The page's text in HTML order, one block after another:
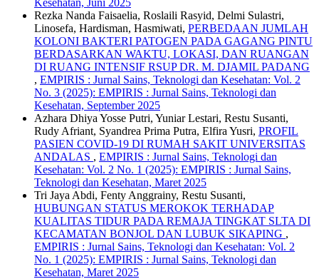
Kesehatan, Juni 2025
Rezka Nanda Faisaelia, Roslaili Rasyid, Delmi Sulastri,
Linosefa, Hardisman, Hasmiwati, PERBEDAAN JUMLAH
KOLONI BAKTERI PATOGEN PADA GAGANG PINTU
BERDASARKAN WAKTU, LOKASI, DAN RUANGAN
DI RUANG INTENSIF RSUP DR. M. DJAMIL PADANG
, EMPIRIS : Jurnal Sains, Teknologi dan Kesehatan: Vol. 2
No. 3 (2025): EMPIRIS : Jurnal Sains, Teknologi dan
Kesehatan, September 2025
Azhara Dhiya Yosse Putri, Yuniar Lestari, Restu Susanti,
Rudy Afriant, Syandrea Prima Putra, Elfira Yusri, PROFIL
PASIEN COVID-19 DI RUMAH SAKIT UNIVERSITAS
ANDALAS , EMPIRIS : Jurnal Sains, Teknologi dan
Kesehatan: Vol. 2 No. 1 (2025): EMPIRIS : Jurnal Sains,
Teknologi dan Kesehatan, Maret 2025
Tri Jaya Abdi, Fenty Anggrainy, Restu Susanti,
HUBUNGAN STATUS MEROKOK TERHADAP
KUALITAS TIDUR PADA REMAJA TINGKAT SLTA DI
KECAMATAN BONJOL DAN LUBUK SIKAPING ,
EMPIRIS : Jurnal Sains, Teknologi dan Kesehatan: Vol. 2
No. 1 (2025): EMPIRIS : Jurnal Sains, Teknologi dan
Kesehatan, Maret 2025